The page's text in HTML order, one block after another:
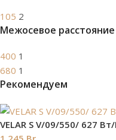
105 2
Межосевое расстояние
400 1
680 1
Рекомендуем
VELAR S V/09/550/ 627